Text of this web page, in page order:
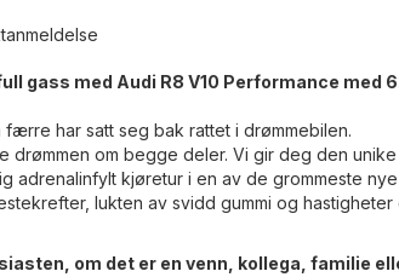
gass med Audi R8 V10 Performance med
har satt seg bak rattet i drømmebilen.
drømmen om begge deler. Vi gir deg den unike
adrenalinfylt kjøretur i en av de grommeste nye
lukten av svidd gummi og hastigheter
om det er en venn, kollega, familie